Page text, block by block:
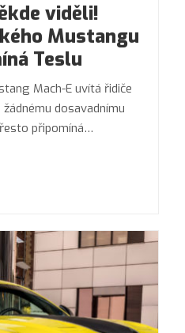
viděli!
Mustangu
Teslu
Mach-E uvítá řidiče
dosavadnímu
připomíná…